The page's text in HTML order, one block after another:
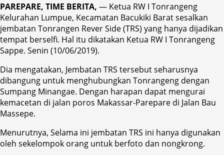
PAREPARE, TIME BERITA, — Ketua RW I Tonrangeng
Kelurahan Lumpue, Kecamatan Bacukiki Barat sesalkan
jembatan Tonrangen Rever Side (TRS) yang hanya dijadikan
tempat berselfi. Hal itu dikatakan Ketua RW I Tonrangeng
Sappe. Senin (10/06/2019).
Dia mengatakan, Jembatan TRS tersebut seharusnya
dibangung untuk menghubungkan Tonrangeng dengan
Sumpang Minangae. Dengan harapan dapat mengurai
kemacetan di jalan poros Makassar-Parepare di Jalan Bau
Massepe.
Menurutnya, Selama ini jembatan TRS ini hanya digunakan
oleh sekelompok orang untuk berfoto dan nongkrong.